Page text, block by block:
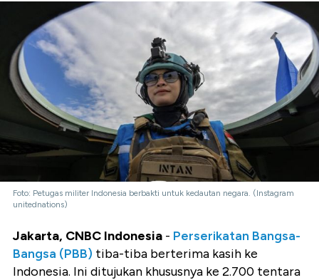
Foto: Petugas militer Indonesia berbakti untuk kedautan negara. (Instagram
unitednations)
Jakarta, CNBC Indonesia - Perserikatan Bangsa-
Bangsa (PBB) tiba-tiba berterima kasih ke
Indonesia. Ini ditujukan khususnya ke 2.700 tentara